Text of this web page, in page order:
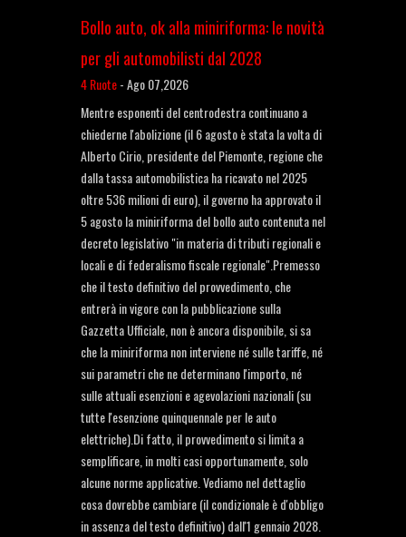
Bollo auto, ok alla miniriforma: le novità
per gli automobilisti dal 2028
4 Ruote-Ago 07,2026
Mentre esponenti del centrodestra continuano a
chiederne l'abolizione (il 6 agosto è stata la volta di
Alberto Cirio, presidente del Piemonte, regione che
dalla tassa automobilistica ha ricavato nel 2025
oltre 536 milioni di euro), il governo ha approvato il
5 agosto la miniriforma del bollo auto contenuta nel
decreto legislativo "in materia di tributi regionali e
locali e di federalismo fiscale regionale".Premesso
che il testo definitivo del provvedimento, che
entrerà in vigore con la pubblicazione sulla
Gazzetta Ufficiale, non è ancora disponibile, si sa
che la miniriforma non interviene né sulle tariffe, né
sui parametri che ne determinano l'importo, né
sulle attuali esenzioni e agevolazioni nazionali (su
tutte l'esenzione quinquennale per le auto
elettriche).Di fatto, il provvedimento si limita a
semplificare, in molti casi opportunamente, solo
alcune norme applicative. Vediamo nel dettaglio
cosa dovrebbe cambiare (il condizionale è d'obbligo
in assenza del testo definitivo) dall'1 gennaio 2028.